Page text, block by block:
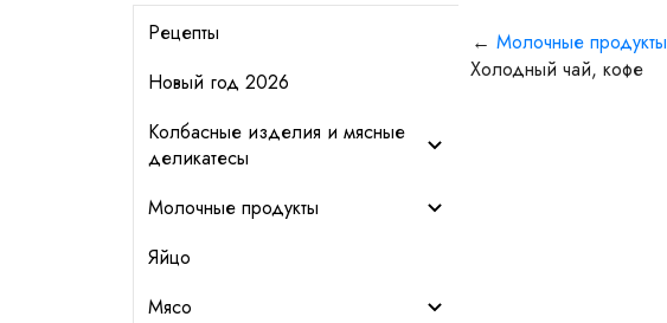
Рецепты
Новый год 2026
Колбасные изделия и мясные
деликатесы
Молочные продукты
Яйцо
Мясо
← Молочные продукты
Холодный чай, кофе